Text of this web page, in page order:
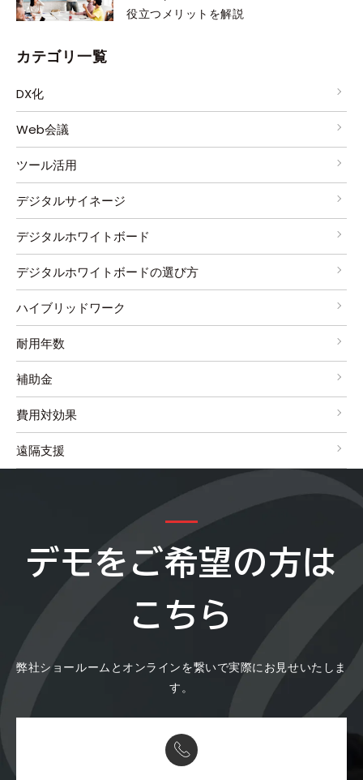
役立つメリットを解説
カテゴリ一覧
DX化
Web会議
ツール活用
デジタルサイネージ
デジタルホワイトボード
デジタルホワイトボードの選び方
ハイブリッドワーク
耐用年数
補助金
費用対効果
遠隔支援
デモをご希望の方は
こちら
弊社ショールームとオンラインを繋いで実際にお見せいたしま
す。